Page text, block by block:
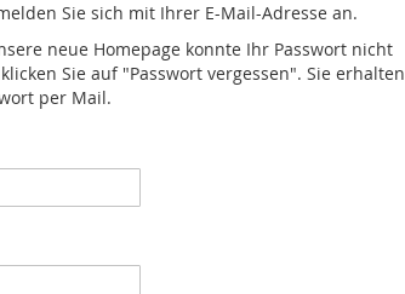
Sie sich mit Ihrer E-Mail-Adresse an.
neue Homepage konnte Ihr Passwort nicht
Sie auf "Passwort vergessen". Sie erhalten
per Mail.